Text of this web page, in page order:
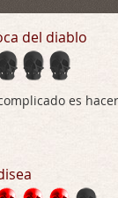
del diablo
es